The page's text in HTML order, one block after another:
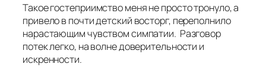
Такое гостеприимство меня не просто тронуло, а
привело в почти детский восторг, переполнило
нарастающим чувством симпатии. Разговор
потек легко, на волне доверительности и
искренности.